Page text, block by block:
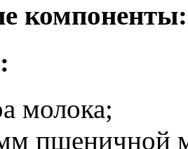
компоненты:
молока;
пшеничной